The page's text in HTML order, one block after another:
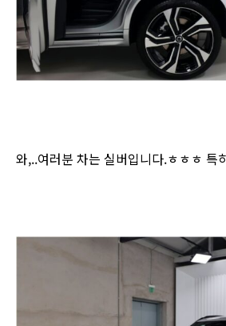
와,..여러분 차는 실버입니다.ㅎㅎㅎ 특